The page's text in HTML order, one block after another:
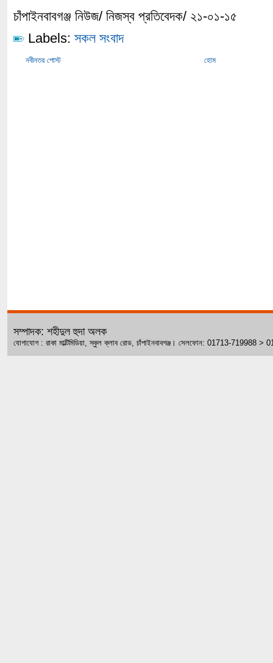
চাঁপাইনবাবগঞ্জ নিউজ/ নিজস্ব প্রতিবেদক/ ২১-০১-১৫
Labels: সকল সংবাদ
নবীনতর পোস্ট হোম
সম্পাদক: শহীদুল হুদা অলক
যোগাযোগ : রাকা মাল্টিমিডিয়া, স্কুল ক্লাব রোড, চাঁপাইনবাবগঞ্জ। সেলফোন: 01713-